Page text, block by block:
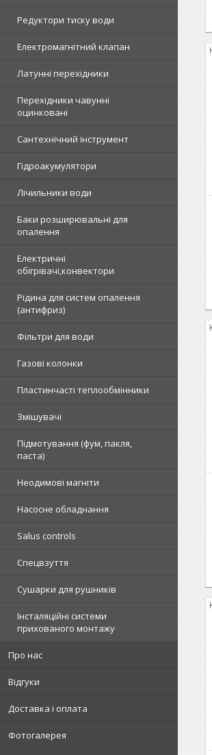
Редуктори тиску води
Електромагнітний клапан
Латунні перехідники
Перехідники чавунні
оцинковані
Сантехнічний інструмент
Гідроакумулятори
Лічильники води
Баки розширювальні для
опалення
Електричні
обігрівачі,конвектори
Рідина для систем опалення
(антифриз)
Фільтри для води
Газові колонки
Пластинчасті теплообмінники
Змішувачі
Підмотування (фум, пакля,
паста)
Неодимові магніти
Насосне обладнання
Salus controls
Спецвзуття
Сушарки для рушників
Інсталяційні системи
прихованого монтажу
Про нас
Відгуки
Доставка і оплата
Фотогалерея